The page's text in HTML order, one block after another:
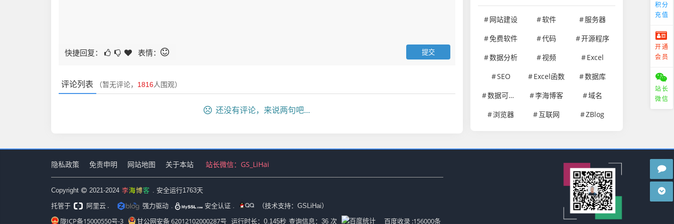
快捷回复： 表情：
评论列表 （暂无评论， 1816人围观）
还没有评论，来说两句吧...
网站建设 软件
服务器
免费软件
代码
开源程序
数据分析
视频
Excel
SEO
Excel函数
数据库
数据可视化
李海博客
域名
浏览器
互联网 ZBlog
隐私政策 免责申明 网站地图 关于本站 站长微信：GS_LiHai
Copyright 2021-2024 李海博客 . 安全运行1763天
托管于 阿里云 . 强力驱动 . 安全认证. （技术支持：GSLiHai）
陇ICP备15000550号-3 甘公网安备 62012102000287号 运行时长：0.145秒 查询信息：36 次 百度收录 :156000条
积分
充值
开通
会员
站长
微信